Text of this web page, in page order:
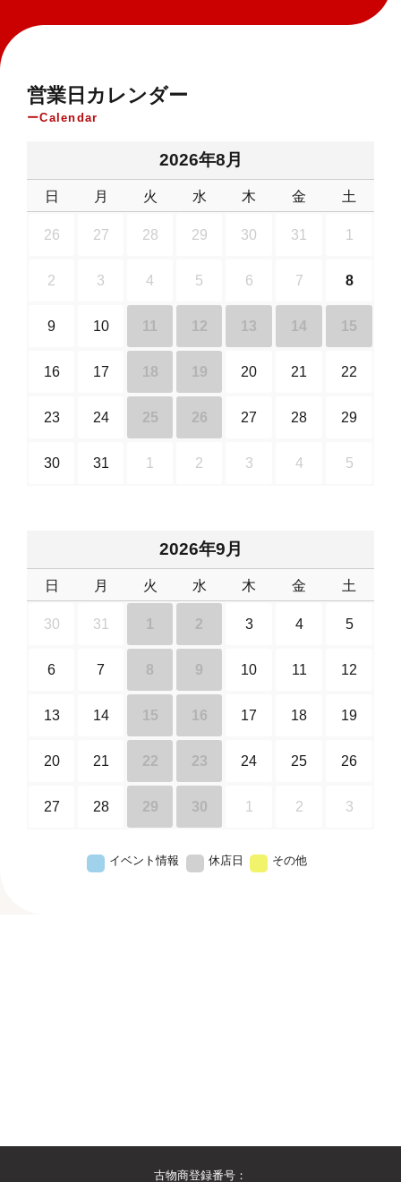
営業日カレンダー
Calendar
2026年8月
日 月 火 水 木 金 土
26 27 28 29 30 31 1
2 3 4 5 6 7 8
9 10 11 12 13 14 15
16 17 18 19 20 21 22
23 24 25 26 27 28 29
30 31 1 2 3 4 5
2026年9月
日 月 火 水 木 金 土
30 31 1 2 3 4 5
6 7 8 9 10 11 12
13 14 15 16 17 18 19
20 21 22 23 24 25 26
27 28 29 30 1 2 3
イベント情報 休店日 その他
古物商登録番号：